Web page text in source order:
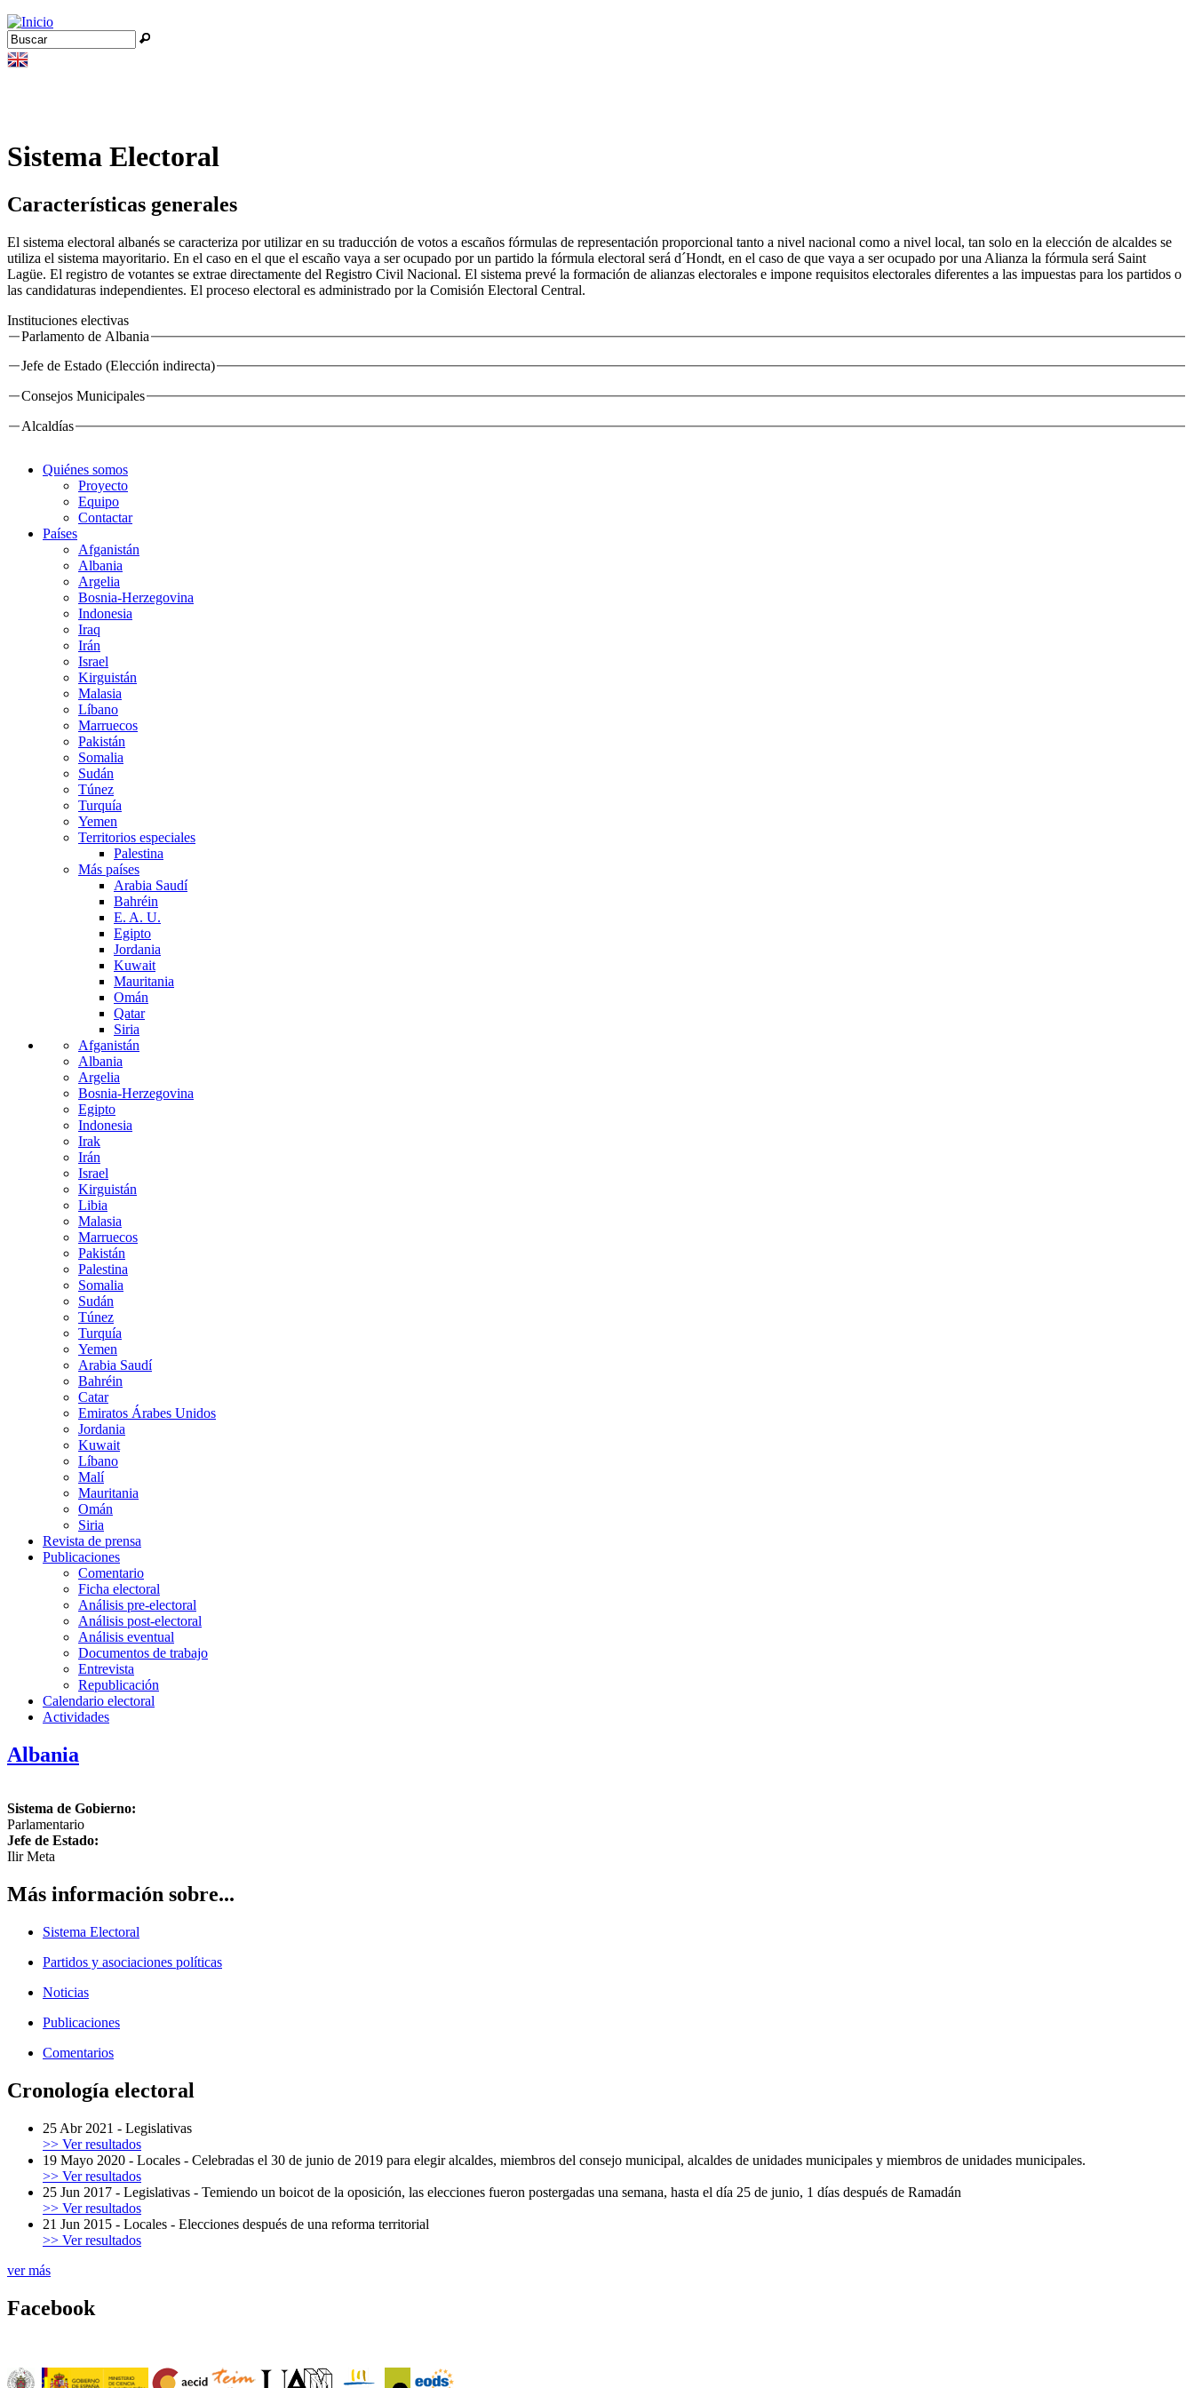
Jump to navigation
Formulario de búsqueda
Buscar
Sistema Electoral
Características generales
El sistema electoral albanés se caracteriza por utilizar en su traducción de votos a escaños fórmulas de representación proporcional tanto a nivel nacional como a nivel local, tan solo en la elección de alcaldes se
utiliza el sistema mayoritario. En el caso en el que el escaño vaya a ser ocupado por un partido la fórmula electoral será d´Hondt, en el caso de que vaya a ser ocupado por una Alianza la fórmula será Saint
Lagüe. El registro de votantes se extrae directamente del Registro Civil Nacional. El sistema prevé la formación de alianzas electorales e impone requisitos electorales diferentes a las impuestas para los partidos o
las candidaturas independientes. El proceso electoral es administrado por la Comisión Electoral Central.
Instituciones electivas
Parlamento de Albania
Jefe de Estado (Elección indirecta)
Consejos Municipales
Alcaldías
Quiénes somos
Proyecto
Equipo
Contactar
Países
Afganistán
Albania
Argelia
Bosnia-Herzegovina
Indonesia
Iraq
Irán
Israel
Kirguistán
Malasia
Líbano
Marruecos
Pakistán
Somalia
Sudán
Túnez
Turquía
Yemen
Territorios especiales
Palestina
Más países
Arabia Saudí
Bahréin
E. A. U.
Egipto
Jordania
Kuwait
Mauritania
Omán
Qatar
Siria
Afganistán
Albania
Argelia
Bosnia-Herzegovina
Egipto
Indonesia
Irak
Irán
Israel
Kirguistán
Libia
Malasia
Marruecos
Pakistán
Palestina
Somalia
Sudán
Túnez
Turquía
Yemen
Arabia Saudí
Bahréin
Catar
Emiratos Árabes Unidos
Jordania
Kuwait
Líbano
Malí
Mauritania
Omán
Siria
Revista de prensa
Publicaciones
Comentario
Ficha electoral
Análisis pre-electoral
Análisis post-electoral
Análisis eventual
Documentos de trabajo
Entrevista
Republicación
Calendario electoral
Actividades
Albania
Sistema de Gobierno:
Parlamentario
Jefe de Estado:
Ilir Meta
Más información sobre...
Sistema Electoral
Partidos y asociaciones políticas
Noticias
Publicaciones
Comentarios
Cronología electoral
25 Abr 2021 - Legislativas
>> Ver resultados
19 Mayo 2020 - Locales - Celebradas el 30 de junio de 2019 para elegir alcaldes, miembros del consejo municipal, alcaldes de unidades municipales y miembros de unidades municipales.
>> Ver resultados
25 Jun 2017 - Legislativas - Temiendo un boicot de la oposición, las elecciones fueron postergadas una semana, hasta el día 25 de junio, 1 días después de Ramadán
>> Ver resultados
21 Jun 2015 - Locales - Elecciones después de una reforma territorial
>> Ver resultados
ver más
Facebook